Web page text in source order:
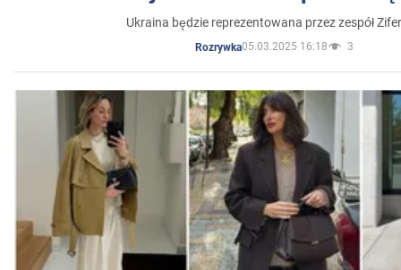
Ukraina będzie reprezentowana przez zespół
Rozrywka05.03.2025 16:18 3